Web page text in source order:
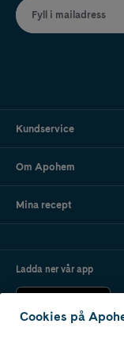
Fyll i mailadress
Kundservice
Om Apohem
Mina recept
Ladda ner vår app
Cookies på